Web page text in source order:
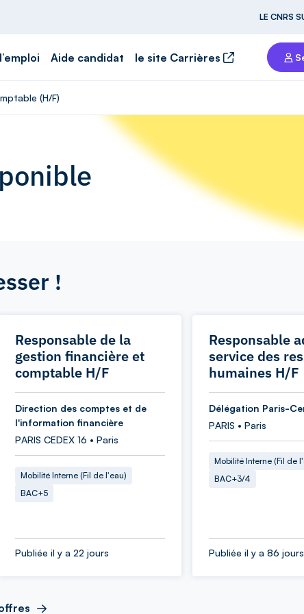
LE CNRS
Aide candidat le site Carrières
(H/F)
!
Responsable de la
gestion financière et
comptable H/F
Direction des comptes et de
l'information financière
PARIS CEDEX 16 • Paris
Mobilité Interne (Fil de l'eau)
BAC+5
Publiée il y a 22 jours
Responsable
service des
humaines H/F
Délégation Paris-
PARIS • Paris
Mobilité Interne (Fil de
BAC+3/4
Publiée il y a 86 jours